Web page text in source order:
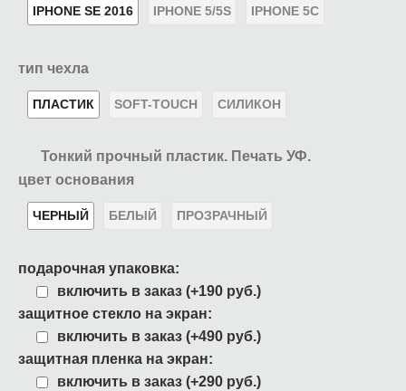
IPHONE SE 2016 IPHONE 5/5S IPHONE 5C
тип чехла
ПЛАСТИК SOFT-TOUCH СИЛИКОН
Тонкий прочный пластик. Печать УФ.
цвет основания
ЧЕРНЫЙ БЕЛЫЙ ПРОЗРАЧНЫЙ
подарочная упаковка:
включить в заказ (+190 руб.)
защитное стекло на экран:
включить в заказ (+490 руб.)
защитная пленка на экран:
включить в заказ (+290 руб.)